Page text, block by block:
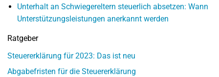
Unterhalt an Schwiegereltern steuerlich absetzen: Wann
Unterstützungsleistungen anerkannt werden
Ratgeber
Steuererklärung für 2023: Das ist neu
Abgabefristen für die Steuererklärung